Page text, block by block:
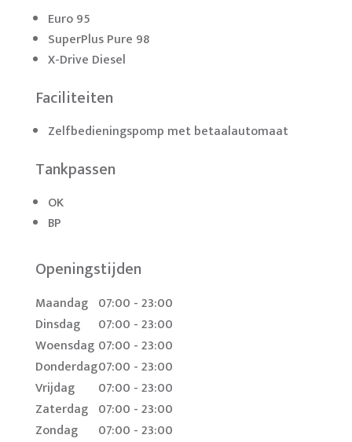
Euro 95
SuperPlus Pure 98
X-Drive Diesel
Faciliteiten
Zelfbedieningspomp met betaalautomaat
Tankpassen
OK
BP
Openingstijden
Maandag 07:00 - 23:00
Dinsdag
07:00 - 23:00
Woensdag 07:00 - 23:00
Donderdag07:00 - 23:00
Vrijdag
07:00 - 23:00
Zaterdag 07:00 - 23:00
Zondag
07:00 - 23:00